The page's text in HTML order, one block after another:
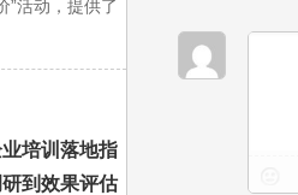
”活动，提供了
培训落地指
到效果评估